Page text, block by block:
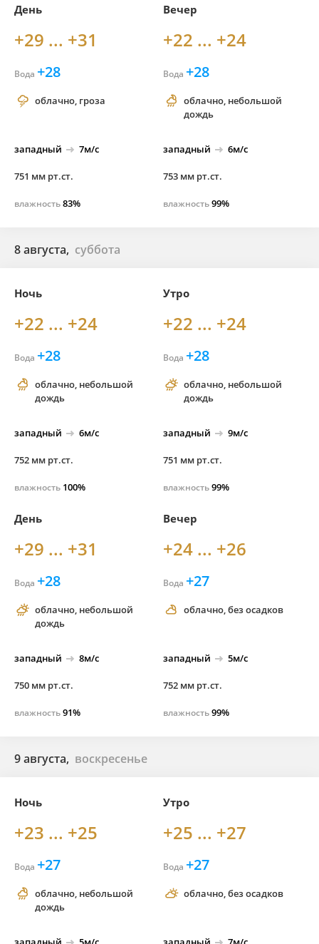
День
+29 ... +31
Вода +28
облачно, гроза
западный 7м/с
751 мм рт.ст.
влажность83%
Вечер
+22 ... +24
Вода +28
облачно, небольшой
дождь
западный 6м/с
753 мм рт.ст.
влажность99%
8 августа, суббота
Ночь
+22 ... +24
Вода +28
облачно, небольшой
дождь
западный 6м/с
752 мм рт.ст.
влажность 100%
Утро
+22 ... +24
Вода +28
облачно, небольшой
дождь
западный 9м/с
751 мм рт.ст.
влажность99%
День
+29 ... +31
Вода +28
облачно, небольшой
дождь
западный 8м/с
750 мм рт.ст.
влажность91%
Вечер
+24 ... +26
Вода +27
облачно, без осадков
западный 5м/с
752 мм рт.ст.
влажность99%
9 августа, воскресенье
Ночь
+23 ... +25
Вода +27
облачно, небольшой
дождь
Утро
+25 ... +27
Вода +27
облачно, без осадков